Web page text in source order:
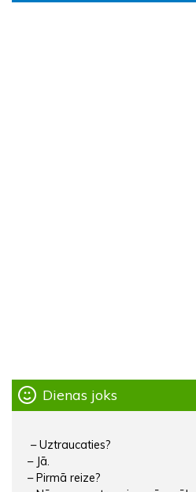
Dienas joks
– Uztraucaties?
– Jā.
– Pirmā reize?